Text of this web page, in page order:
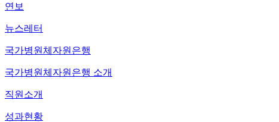
연보
뉴스레터
국가병원체자원은행
국가병원체자원은행 소개
직원소개
성과현황